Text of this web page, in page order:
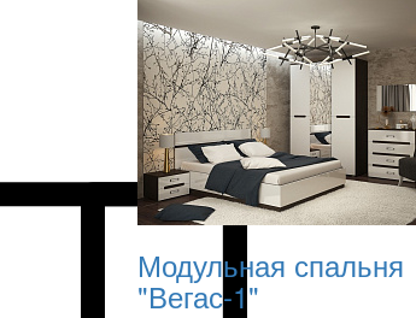
Модульная спальня
"Вегас-1"